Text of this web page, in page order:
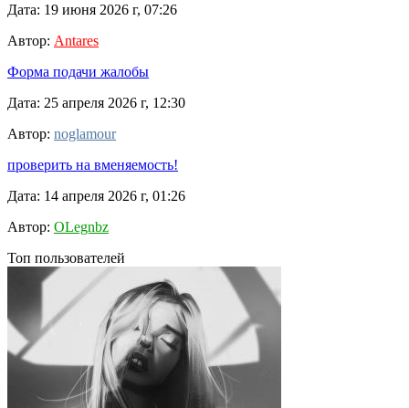
Дата: 19 июня 2026 г, 07:26
Автор: Antares
Форма подачи жалобы
Дата: 25 апреля 2026 г, 12:30
Автор: noglamour
проверить на вменяемость!
Дата: 14 апреля 2026 г, 01:26
Автор: OLegnbz
Топ пользователей